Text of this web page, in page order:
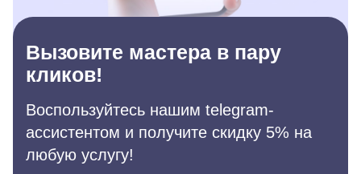
Вызовите мастера в пару
кликов!
Воспользуйтесь нашим telegram-
ассистентом и получите скидку 5% на
любую услугу!